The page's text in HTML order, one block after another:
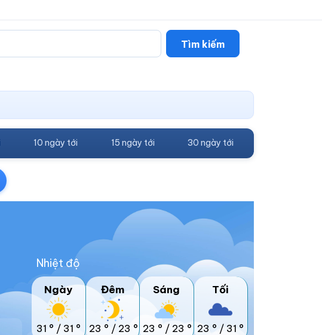
Tìm kiếm
10 ngày tới 15 ngày tới 30 ngày tới
Nhiệt độ
Ngày
31 ° / 31 °
Đêm
23 ° / 23 °
Sáng
23 ° / 23 °
Tối
23 ° / 31 °